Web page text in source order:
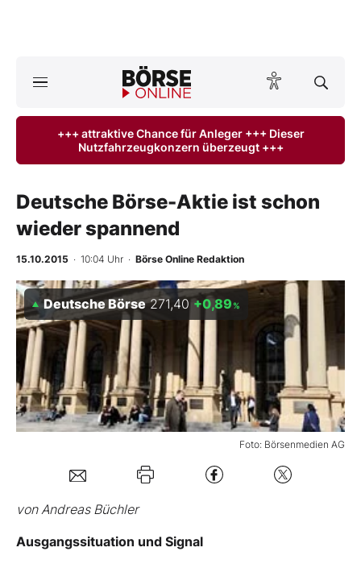
ktuelle Ausgabe BÖRSE ONLINE lesen
Anlageprodukte
Finanz-Check
BO-Musterdepots
Experten
Mein B:O
Kontakt
+++ attraktive Chance für Anleger +++ Dieser
Nutzfahrzeugkonzern überzeugt +++
Deutsche Börse-Aktie ist schon
wieder spannend
15.10.2015 · 10:04 Uhr · Börse Online Redaktion
Foto: Börsenmedien AG
Deutsche Börse 271,40 +0,89%
von Andreas Büchler
Ausgangssituation und Signal